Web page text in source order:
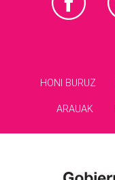
HONI BURUZ
ARAUAK